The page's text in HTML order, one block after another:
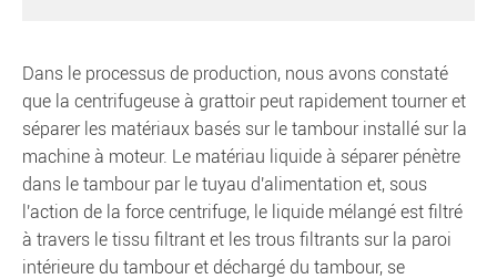
Dans le processus de production, nous avons constaté
que la centrifugeuse à grattoir peut rapidement tourner et
séparer les matériaux basés sur le tambour installé sur la
machine à moteur. Le matériau liquide à séparer pénètre
dans le tambour par le tuyau d'alimentation et, sous
l'action de la force centrifuge, le liquide mélangé est filtré
à travers le tissu filtrant et les trous filtrants sur la paroi
intérieure du tambour et déchargé du tambour, se